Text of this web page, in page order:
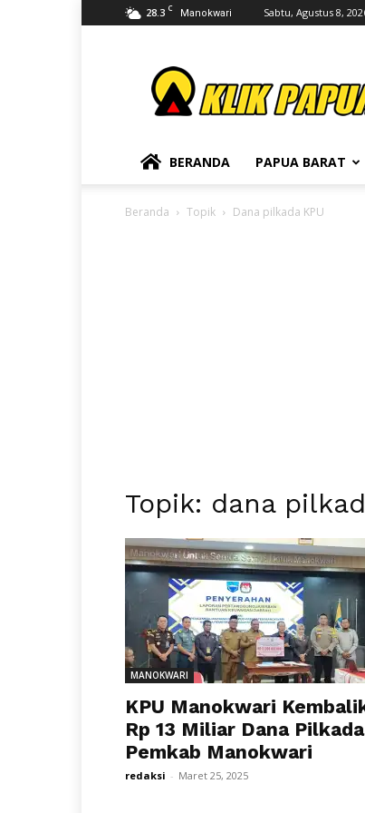
28.3 C Manokwari Sabtu, Agustus 8,
BERANDA PAPUA BARAT
Beranda Topik Dana pilkada KPU
Topik: dana
MANOKWARI
KPU Manokwari
Rp 13 Miliar Dana
Pemkab Manokwari
redaksi - Maret 25, 2025